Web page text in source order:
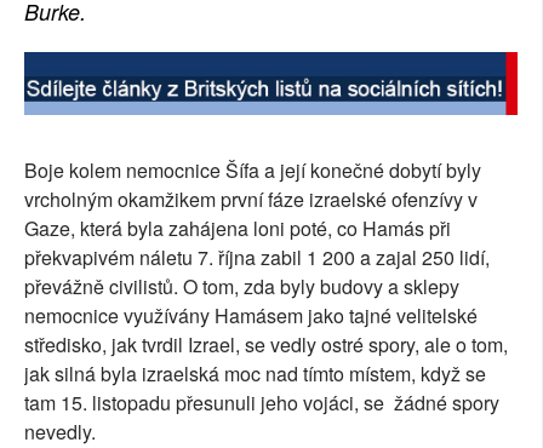
Burke.
Boje kolem nemocnice Šífa a její konečné dobytí byly
vrcholným okamžikem první fáze izraelské ofenzívy v
Gaze, která byla zahájena loni poté, co Hamás při
překvapivém náletu 7. října zabil 1 200 a zajal 250 lidí,
převážně civilistů. O tom, zda byly budovy a sklepy
nemocnice využívány Hamásem jako tajné velitelské
středisko, jak tvrdil Izrael, se vedly ostré spory, ale o tom,
jak silná byla izraelská moc nad tímto místem, když se
tam 15. listopadu přesunuli jeho vojáci, se žádné spory
nevedly.